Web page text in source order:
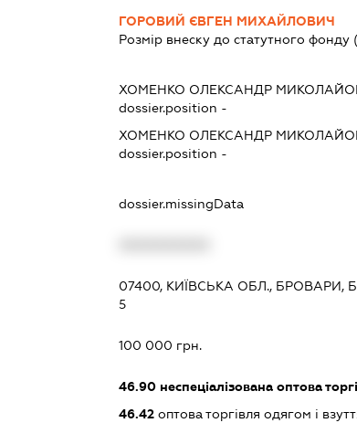
ГОРОВИЙ ЄВГЕН МИХАЙЛОВИЧ
Розмір внеску до статутного фонду
ХОМЕНКО ОЛЕКСАНДР
dossier.position -
ХОМЕНКО ОЛЕКСАНДР
dossier.position -
dossier.missingData
07400, КИЇВСЬКА ОБЛ., БРОВАРИ,
5
100 000 грн.
46.90 неспеціалізована оптова
46.42 оптова торгівля одягом і